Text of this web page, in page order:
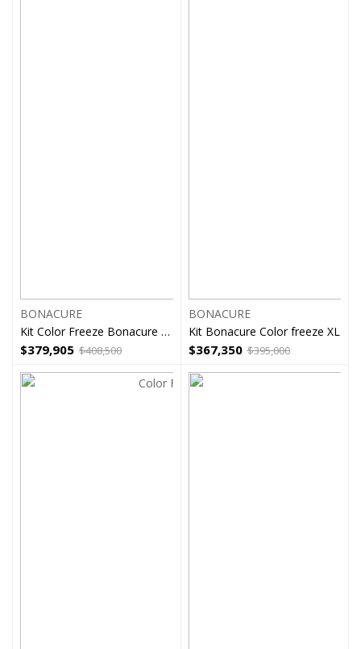
BONACURE
Kit Color Freeze Bonacure Completo
$408,500
$379,905
BONACURE
Kit Bonacure Color freeze XL
$395,000
$367,350